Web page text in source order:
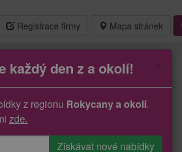
Mapa stránek
Registrace firmy
každý den z a okolí!
z regionu Rokycany a okolí.
zde.